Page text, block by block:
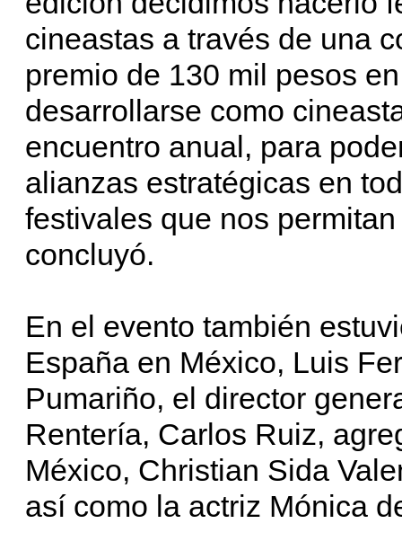
cineastas a través de una
premio de 130 mil pesos
desarrollarse como
encuentro anual, para
alianzas estratégicas en
festivales que nos
concluyó.
En el evento también
España en México, Luis
Pumariño, el director
Rentería, Carlos Ruiz,
México, Christian Sida
así como la actriz Mónica